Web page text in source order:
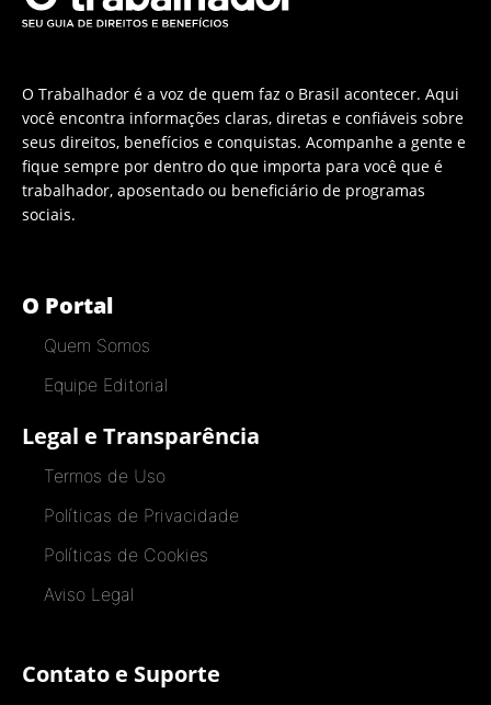
O Trabalhador é a voz de quem faz o Brasil acontecer. Aqui
você encontra informações claras, diretas e confiáveis sobre
seus direitos, benefícios e conquistas. Acompanhe a gente e
fique sempre por dentro do que importa para você que é
trabalhador, aposentado ou beneficiário de programas
sociais.
O Portal
Quem Somos
Equipe Editorial
Legal e Transparência
Termos de Uso
Políticas de Privacidade
Políticas de Cookies
Aviso Legal
Contato e Suporte